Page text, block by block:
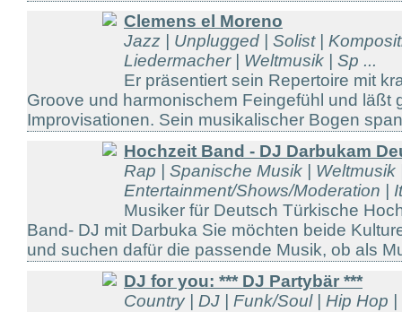
Clemens el Moreno
Jazz | Unplugged | Solist |
Liedermacher | Weltmusik | Sp ...
Er präsentiert sein Repertoire mit
Groove und harmonischem Feingefühl und läßt
Improvisationen. Sein musikalischer Bogen
Hochzeit Band - DJ Darbukam
Rap | Spanische Musik |
Entertainment/Shows/Moderation |
Musiker für Deutsch Türkische
Band- DJ mit Darbuka Sie möchten beide
und suchen dafür die passende Musik, ob als
DJ for you: *** DJ Partybär ***
Country | DJ | Funk/Soul | Hip Hop